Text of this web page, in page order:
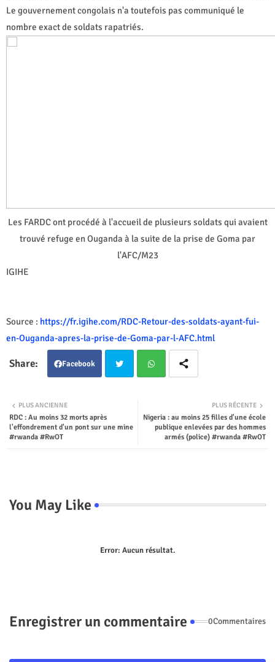
Le gouvernement congolais n'a toutefois pas communiqué le
nombre exact de soldats rapatriés.
Les FARDC ont procédé à l'accueil de plusieurs soldats qui avaient
trouvé refuge en Ouganda à la suite de la prise de Goma par
l'AFC/M23
IGIHE
Source : https://fr.igihe.com/RDC-Retour-des-soldats-ayant-fui-
en-Ouganda-apres-la-prise-de-Goma-par-l-AFC.html
Facebook
tsap
PLUS RÉCENTE
Nigeria : au moins 25 filles d'une école
publique enlevées par des hommes
armés (police) #rwanda #RwOT
PLUS ANCIENNE
RDC : Au moins 32 morts après
l'effondrement d'un pont sur une mine
#rwanda #RwOT
You May Like
Error: Aucun résultat.
Enregistrer un commentaire 0Commentaires